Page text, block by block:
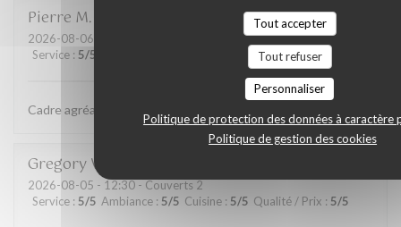
Tout accepter
Tout refuser
Personnaliser
Politique de protection des données à caractère
Politique de gestion des cookies
Pierre M
2026-08-06
Service : 5/5 Qualité / Prix
Cadre agréable et cuisine excellente.
GregoryV
2026-08-05 - 12:30 - Couverts 2
Service : 5/5 Ambiance : 5/5 Cuisine : 5/5 Qualité / Prix : 5/5